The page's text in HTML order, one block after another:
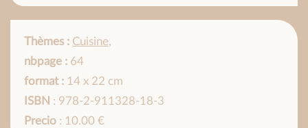
Thèmes : Cuisine,
nbpage : 64
format : 14 x 22 cm
ISBN : 978-2-911328-18-3
Precio : 10.00 €